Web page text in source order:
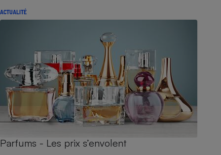
ACTUALITÉ
Parfums - Les prix s’envolent